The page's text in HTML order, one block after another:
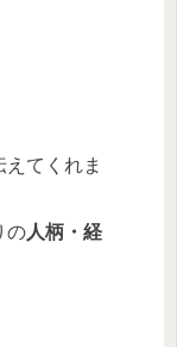
てくれま
の人柄・経